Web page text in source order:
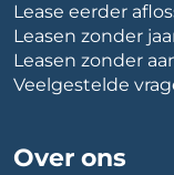
Lease eerder
Leasen zonder
Leasen zonder
Veelgestelde
Over ons